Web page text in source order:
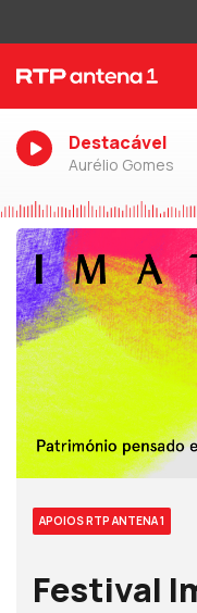
Destacável
Aurélio Gomes
APOIOS RTP ANTENA 1
Festival